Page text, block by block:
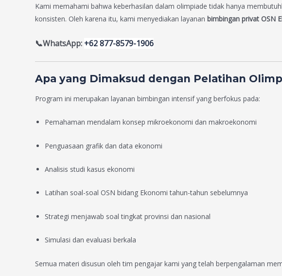
Kami memahami bahwa keberhasilan dalam olimpiade tidak hanya
konsisten. Oleh karena itu, kami menyediakan layanan bimbingan privat OSN
📞WhatsApp: +62 877-8579-1906
Apa yang Dimaksud dengan Pelatihan
Program ini merupakan layanan bimbingan intensif yang berfokus pada:
Pemahaman mendalam konsep mikroekonomi dan makroekonomi
Penguasaan grafik dan data ekonomi
Analisis studi kasus ekonomi
Latihan soal-soal OSN bidang Ekonomi tahun-tahun sebelumnya
Strategi menjawab soal tingkat provinsi dan nasional
Simulasi dan evaluasi berkala
Semua materi disusun oleh tim pengajar kami yang telah berpengalaman